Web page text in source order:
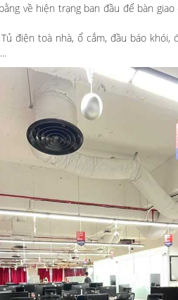
về hiện trạng ban đầu để bàn
điện toà nhà, ổ cắm, đầu báo khói,